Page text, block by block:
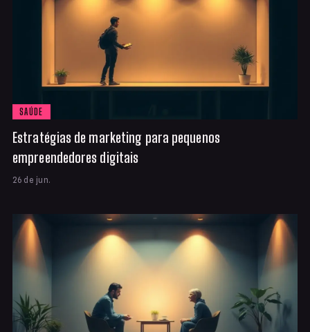
SAÚDE
Estratégias de marketing para pequenos
empreendedores digitais
26 de jun.